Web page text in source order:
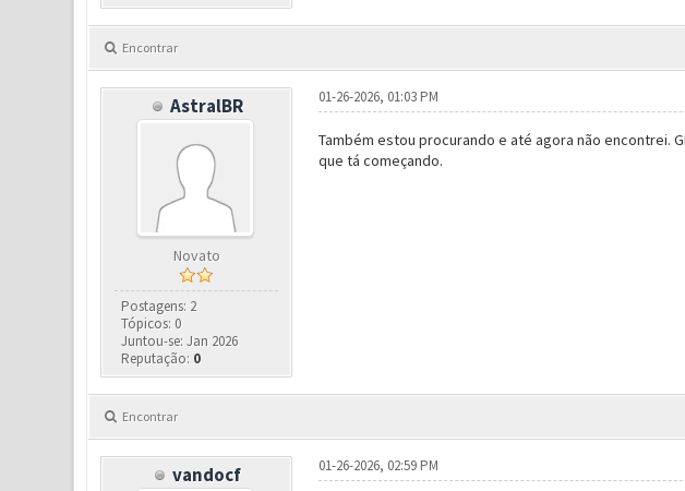
Encontrar
AstralBR
Novato
Postagens: 2
Tópicos: 0
Juntou-se: Jan 2026
Reputação: 0
01-26-2026, 01:03 PM
Também estou procurando e até agora não encontrei.
que tá começando.
Encontrar
vandocf 01-26-2026, 02:59 PM